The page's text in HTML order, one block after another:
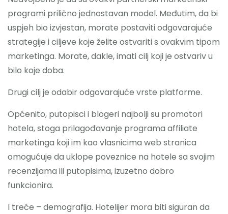
programi prilično jednostavan model. Međutim, da bi
uspjeh bio izvjestan, morate postaviti odgovarajuće
strategije i ciljeve koje želite ostvariti s ovakvim tipom
marketinga. Morate, dakle, imati cilj koji je ostvariv u
bilo koje doba.
Drugi cilj je odabir odgovarajuće vrste platforme.
Općenito, putopisci i blogeri najbolji su promotori
hotela, stoga prilagođavanje programa affiliate
marketinga koji im kao vlasnicima web stranica
omogućuje da uklope poveznice na hotele sa svojim
recenzijama ili putopisima, izuzetno dobro
funkcionira.
I treće – demografija. Hotelijer mora biti siguran da